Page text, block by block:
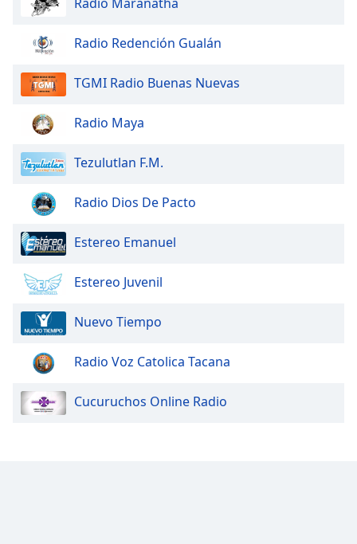
dialog
window.
Escape
cancel
window.
Text
Background
Opacity
Radio Redención Gualán
TGMI Radio Buenas Nuevas
Radio Maya
Tezulutlan F.M.
Radio Dios De Pacto
Estereo Emanuel
Estereo Juvenil
Nuevo Tiempo
Radio Voz Catolica Tacana
Cucuruchos Online Radio